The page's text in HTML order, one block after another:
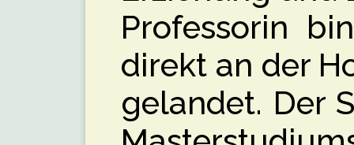
Professorin
direkt an der
gelandet. Der